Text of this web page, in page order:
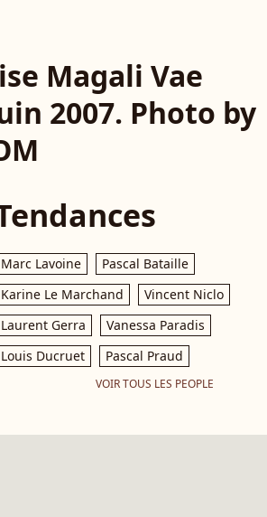
Magali Vae
2007. Photo by
Marc Lavoine
Pascal Bataille
Karine Le Marchand
Vincent Niclo
Laurent Gerra
Vanessa Paradis
Louis Ducruet
Pascal Praud
VOIR TOUS LES PEOPLE